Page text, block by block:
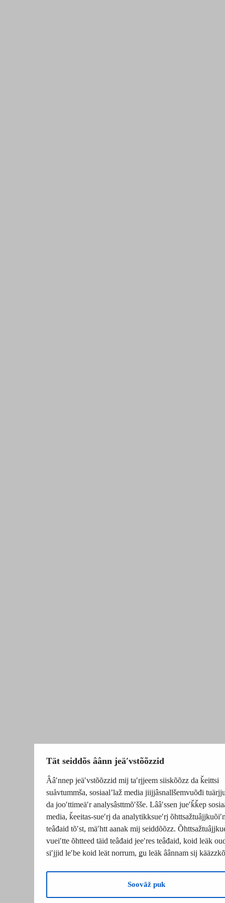
Tät seiddõs âânn jeäʹvstõõzzid
Ââʹnnep jeäʹvstõõzzid mij taʹrjjeem siiskõõzz da ǩeittsi
suåvtummša, sosiaalʼlaž media jiijjâsnallšemvuõđi
da jooʹttimeäʹr analysâsttmõʹšše. Lââʹssen jueʹǩǩep
media, ǩeeitas-sueʹrj da analytikksueʹrj
teâđaid tõʹst, mäʹhtt aanak mij seiddõõzz.
vueiʹtte õhtteed täid teâđaid jeeʹres teâđaid, koid leäk
siʹjjid leʹbe koid leät norrum, ǥu leäk âânnam sij
Soovâž puk